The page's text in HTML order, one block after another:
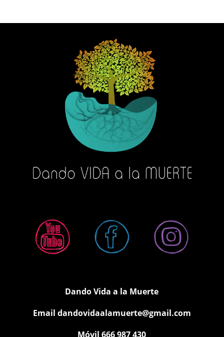
Dando Vida a la Muerte
Email dandovidaalamuerte@gmail.com
Móvil 666 987 430